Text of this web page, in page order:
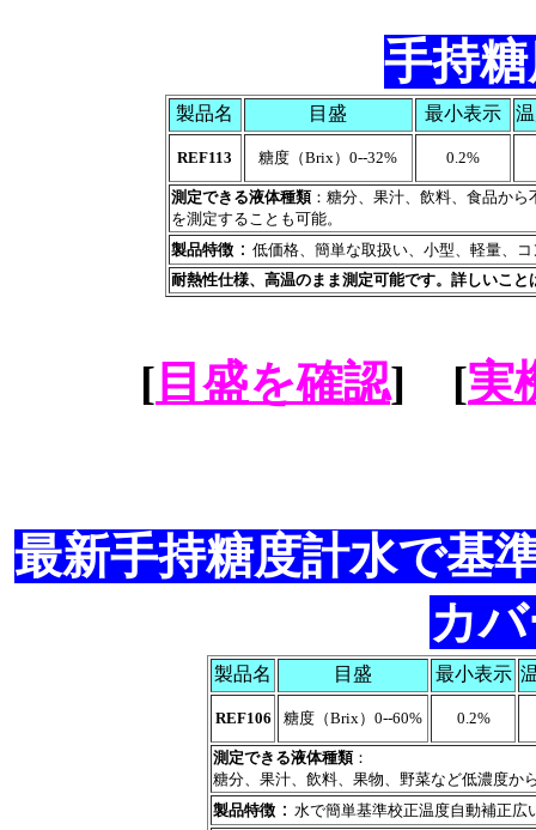
手持
製品名 目盛 最小表示
REF113 糖度（Brix）0--32% 0.2%
測定できる液体種類：糖分、果汁、飲料、食品か
を測定することも可能。
製品特徴： 低価格、簡単な取扱い、小型、軽量、
耐熱性仕様、高温のまま測定可能です。詳しいこと
[ 目盛を確認] [実
最新手持糖度計水で基
カ
製品名 目盛 最小表示
REF106 糖度（Brix）0--60% 0.2%
測定できる液体種類：
糖分、果汁、飲料、果物、野菜など低濃度か
製品特徴 ： 水で簡単基準校正温度自動補正広